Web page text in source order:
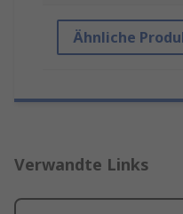
Ähnliche
Verwandte Links